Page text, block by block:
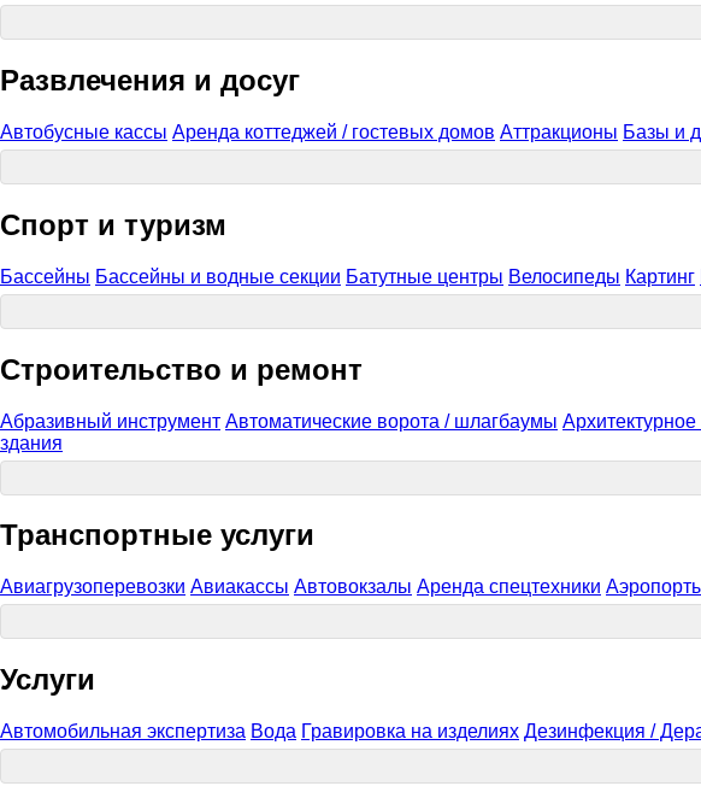
Развлечения и досуг
Автобусные кассы Аренда коттеджей / гостевых домов Аттракционы Базы и
Спорт и туризм
Бассейны Бассейны и водные секции Батутные центры Велосипеды Картинг
Строительство и ремонт
Абразивный инструмент Автоматические ворота / шлагбаумы
здания
Транспортные услуги
Авиагрузоперевозки Авиакассы Автовокзалы Аренда спецтехники
Услуги
Автомобильная экспертиза Вода Гравировка на изделиях Дезинфекция /